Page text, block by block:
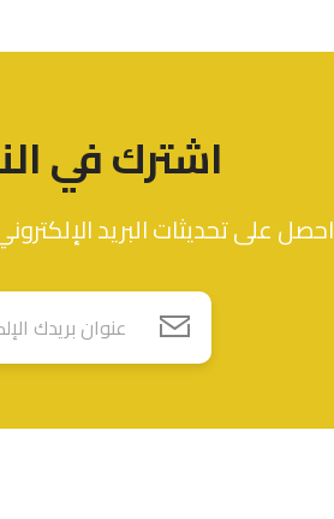
ر.س99.69
اشترك في
احصل على تحديثات البريد